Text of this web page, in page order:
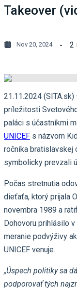
Takeover
Nov 20, 2024 2
21.11.2024 (SITA.sk)
príležitosti
paláci s účastníkmi
UNICEF s názvom
ročníka bratislavskej
symbolicky prevzali
Počas stretnutia
dieťaťa, ktorý prijala
novembra 1989 a
Dohovoru prihlásilo
meranie podvýživy
UNICEF venuje.
„Úspech politiky sa
podporovať tých